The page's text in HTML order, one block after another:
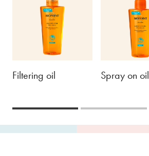
Filtering oil Spray on oil